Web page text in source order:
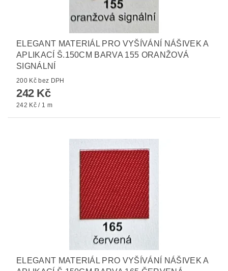
ELEGANT MATERIÁL PRO VYŠÍVÁNÍ NÁŠIVEK A
APLIKACÍ Š.150CM BARVA 155 ORANŽOVÁ
SIGNÁLNÍ
200 Kč bez DPH
242 Kč
242 Kč / 1 m
ELEGANT MATERIÁL PRO VYŠÍVÁNÍ NÁŠIVEK A